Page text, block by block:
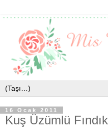
16 Ocak 2011
Kuş Üzümlü